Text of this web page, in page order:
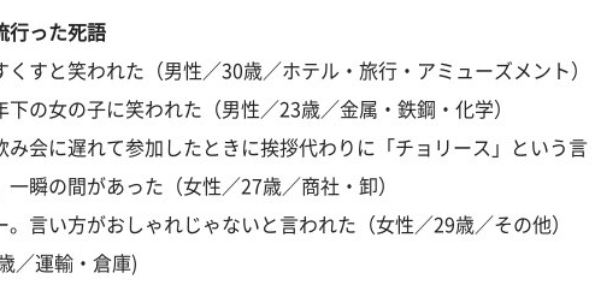
行った死語
くすと笑われた（男性／30歳／ホテル・旅行・アミューズメント）
下の女の子に笑われた（男性／23歳／金属・鉄鋼・化学）
み会に遅れて参加したときに挨拶代わりに「チョリース」という言
一瞬の間があった（女性／27歳／商社・卸）
。言い方がおしゃれじゃないと言われた（女性／29歳／その他）
／運輸・倉庫)